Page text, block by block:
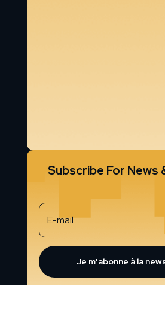
Subscribe For News
Je m'abonne à la